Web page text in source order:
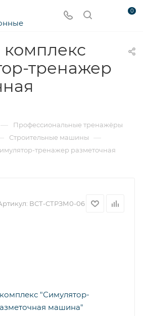
0
тренажер
— Профессиональные тренажёры
Строительные машины —
тренажер разметочная
ВСТ-СТРЗМ0-06